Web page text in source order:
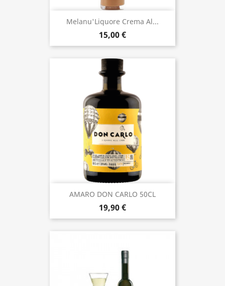
Melanu'Liquore Crema Al...
15,00 €
AMARO DON CARLO 50CL
19,90 €